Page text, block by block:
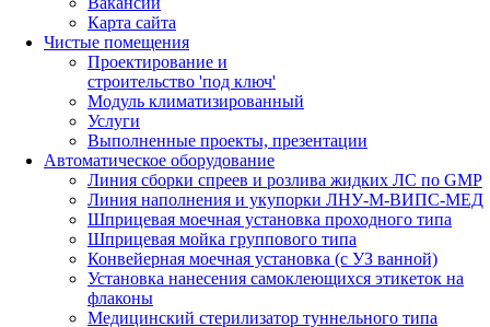
Карта сайта
Чистые помещения
Проектирование и
строительство 'под ключ'
Модуль климатизированный
Услуги
Выполненные проекты, презентации
Автоматическое оборудование
Линия сборки спреев и розлива жидких ЛС по GMP
Линия наполнения и укупорки ЛНУ-М-ВИПС-МЕД
Шприцевая моечная установка проходного типа
Шприцевая мойка группового типа
Конвейерная моечная установка (с УЗ ванной)
Установка нанесения самоклеющихся этикеток на
флаконы
Медицинский стерилизатор туннельного типа